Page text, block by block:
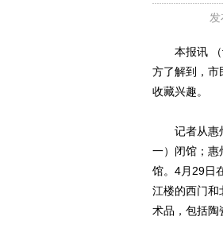
本报讯 （记
方了解到，市
收藏兴趣。
记者从惠州
一）闭馆；惠
馆。4月29日
江楼的西门和
术品，包括陶